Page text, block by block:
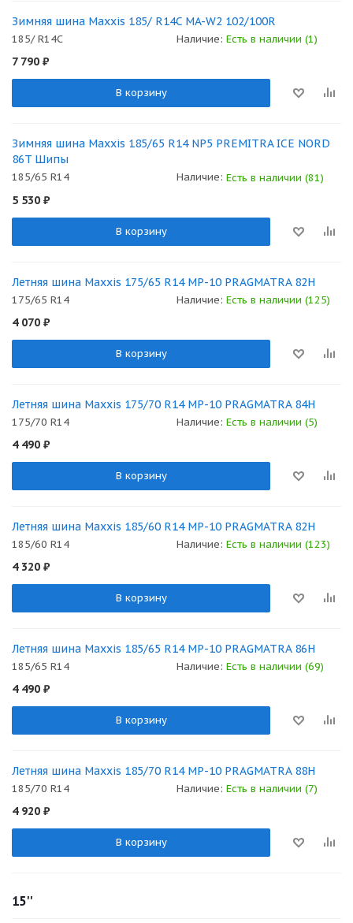
Зимняя шина Maxxis 185/ R14C MA-W2 102/100R
185/ R14C Наличие: Есть в наличии (1)
7 790 ₽
В корзину
Зимняя шина Maxxis 185/65 R14 NP5 PREMITRA ICE NORD
86T Шипы
185/65 R14 Наличие: Есть в наличии (81)
5 530 ₽
В корзину
Летняя шина Maxxis 175/65 R14 MP-10 PRAGMATRA 82H
175/65 R14 Наличие: Есть в наличии (125)
4 070 ₽
В корзину
Летняя шина Maxxis 175/70 R14 MP-10 PRAGMATRA 84H
175/70 R14 Наличие: Есть в наличии (5)
4 490 ₽
В корзину
Летняя шина Maxxis 185/60 R14 MP-10 PRAGMATRA 82H
185/60 R14 Наличие: Есть в наличии (123)
4 320 ₽
В корзину
Летняя шина Maxxis 185/65 R14 MP-10 PRAGMATRA 86H
185/65 R14 Наличие: Есть в наличии (69)
4 490 ₽
В корзину
Летняя шина Maxxis 185/70 R14 MP-10 PRAGMATRA 88H
185/70 R14 Наличие: Есть в наличии (7)
4 920 ₽
В корзину
15''